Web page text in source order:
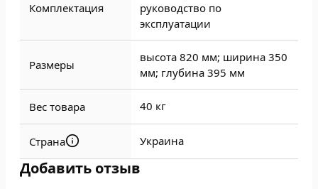
Комплектация
руководство по
эксплуатации
Размеры
высота 820 мм; ширина 350
мм; глубина 395 мм
Вес товара 40 кг
Страна Украина
Добавить отзыв